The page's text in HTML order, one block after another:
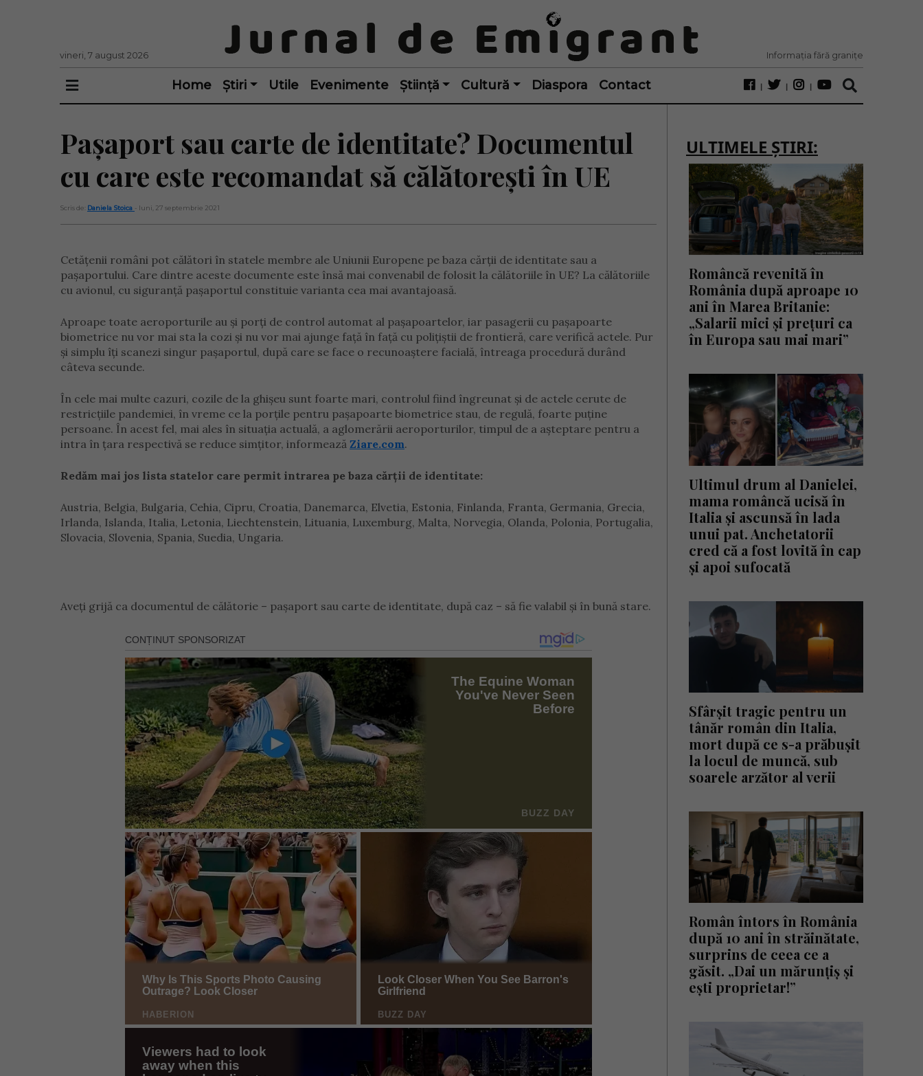
vineri, 7 august 2026 Informația fără granițe
Home Știri Utile Evenimente Știință Cultură Diaspora Contact
Pașaport sau carte de identitate? Documentul
cu care este recomandat să călătorești în UE
Scris de: Daniela Stoica - luni, 27 septembrie 2021
Cetățenii români pot călători în statele membre ale Uniunii Europene pe baza cărții de identitate sau a
pașaportului. Care dintre aceste documente este însă mai convenabil de folosit la călătoriile în UE? La călătoriile
cu avionul, cu siguranță pașaportul constituie varianta cea mai avantajoasă.
Aproape toate aeroporturile au și porţi de control automat al paşapoartelor, iar pasagerii cu paşapoarte
biometrice nu vor mai sta la cozi și nu vor mai ajunge față în față cu polițiștii de frontieră, care verifică actele. Pur
și simplu îți scanezi singur pașaportul, după care se face o recunoaștere facială, întreaga procedură durând
câteva secunde.
În cele mai multe cazuri, cozile de la ghișeu sunt foarte mari, controlul fiind îngreunat și de actele cerute de
restricțiile pandemiei, în vreme ce la porțile pentru pașapoarte biometrice stau, de regulă, foarte puține
persoane. În acest fel, mai ales în situația actuală, a aglomerării aeroporturilor, timpul de a așteptare pentru a
intra în țara respectivă se reduce simțitor, informează Ziare.com.
Redăm mai jos lista statelor care permit intrarea pe baza cărții de identitate:
Austria, Belgia, Bulgaria, Cehia, Cipru, Croatia, Danemarca, Elvetia, Estonia, Finlanda, Franta, Germania, Grecia,
Irlanda, Islanda, Italia, Letonia, Liechtenstein, Lituania, Luxemburg, Malta, Norvegia, Olanda, Polonia, Portugalia,
Slovacia, Slovenia, Spania, Suedia, Ungaria.
Aveţi grijă ca documentul de călătorie – paşaport sau carte de identitate, după caz – să fie valabil şi în bună stare.
ULTIMELE ȘTIRI:
Româncă revenită în
România după aproape 10
ani în Marea Britanie:
„Salarii mici și prețuri ca
în Europa sau mai mari”
Ultimul drum al Danielei,
mama româncă ucisă în
Italia și ascunsă în lada
unui pat. Anchetatorii
cred că a fost lovită în cap
și apoi sufocată
Sfârșit tragic pentru un
tânăr român din Italia,
mort după ce s-a prăbușit
la locul de muncă, sub
soarele arzător al verii
Român întors în România
după 10 ani în străinătate,
surprins de ceea ce a
găsit. „Dai un mărunțiș și
ești proprietar!”